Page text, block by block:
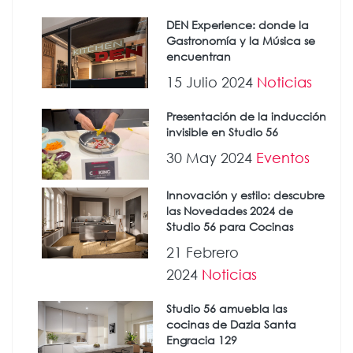
DEN Experience: donde la
Gastronomía y la Música se
encuentran
15 Julio 2024 Noticias
Presentación de la inducción
invisible en Studio 56
30 May 2024 Eventos
Innovación y estilo: descubre
las Novedades 2024 de
Studio 56 para Cocinas
21 Febrero
2024 Noticias
Studio 56 amuebla las
cocinas de Dazia Santa
Engracia 129